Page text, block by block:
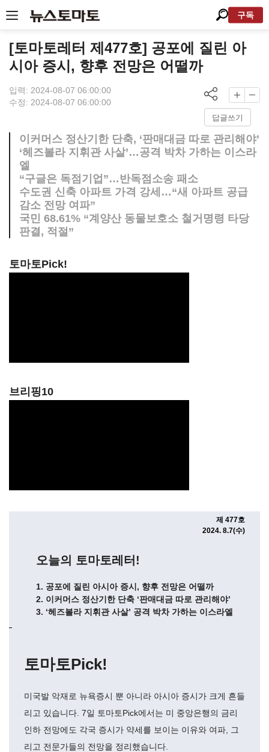
구독
[토마토레터 제477호] 공포에 질린 아
시아 증시, 향후 전망은 어떨까
입력: 2024-08-07 06:00:00
수정: 2024-08-07 06:00:00
답글쓰기
이커머스 정산기한 단축, ‘판매대금 따로 관리해야’
‘헤즈볼라 지휘관 사살’…공격 박차 가하는 이스라
엘
“구글은 독점기업”…반독점소송 패소
수도권 신축 아파트 가격 강세…“새 아파트 공급
감소 전망 여파”
국민 68.61% “계양산 동물보호소 철거명령 타당
판결, 적절”
토마토Pick!
브리핑10
제 477호
2024. 8.7(수)
오늘의 토마토레터!
1. 공포에 질린 아시아 증시, 향후 전망은 어떨까
2. 이커머스 정산기한 단축 ‘판매대금 따로 관리해야’
3. ‘헤즈볼라 지휘관 사살’ 공격 박차 가하는 이스라엘
토마토Pick!
미국발 악재로 뉴욕증시 뿐 아니라 아시아 증시가 크게 흔들
리고 있습니다. 7일 토마토Pick에서는 미 중앙은행의 금리
인하 전망에도 각국 증시가 약세를 보이는 이유와 여파, 그
리고 전문가들의 전망을 정리했습니다.